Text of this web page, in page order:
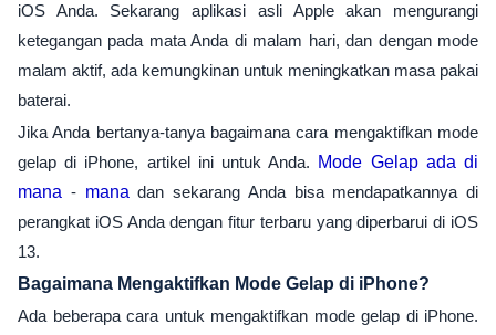
iOS Anda. Sekarang aplikasi asli Apple akan mengurangi
ketegangan pada mata Anda di malam hari, dan dengan mode
malam aktif, ada kemungkinan untuk meningkatkan masa pakai
baterai.
Jika Anda bertanya-tanya bagaimana cara mengaktifkan mode
gelap di iPhone, artikel ini untuk Anda. Mode Gelap ada di
mana - mana dan sekarang Anda bisa mendapatkannya di
perangkat iOS Anda dengan fitur terbaru yang diperbarui di iOS
13.
Bagaimana Mengaktifkan Mode Gelap di iPhone?
Ada beberapa cara untuk mengaktifkan mode gelap di iPhone.